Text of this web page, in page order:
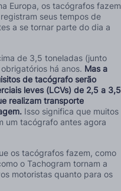
Europa, os tacógrafos fazem
seus tempos de
a se tornar parte do dia a
de 3,5 toneladas (junto
há anos. Mas a
de tacógrafo serão
leves (LCVs) de 2,5 a 3,5
realizam transporte
Isso significa que muitos
um tacógrafo antes agora
os tacógrafos fazem, como
o Tachogram tornam a
motoristas quanto para os